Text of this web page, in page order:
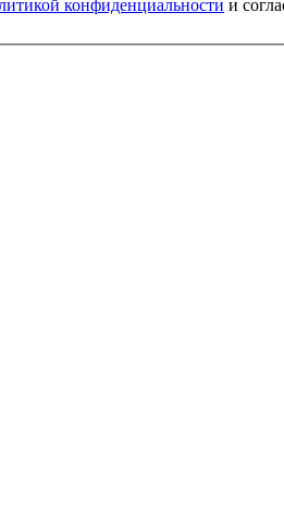
конфиденциальности и